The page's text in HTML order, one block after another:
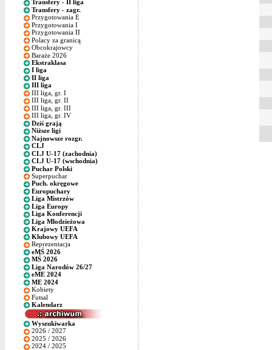
Transfery - II liga
Transfery - zagr.
Przygotowania E
Przygotowania I
Przygotowania II
Polacy za granicą
Obcokrajowcy
Baraże 2026
Ekstraklasa
I liga
II liga
III liga
III liga, gr. I
III liga, gr. II
III liga, gr. III
III liga, gr. IV
Dziś grają
Niższe ligi
Najnowsze rozgr.
CLJ
CLJ U-17 (zachodnia)
CLJ U-17 (wschodnia)
Puchar Polski
Superpuchar
Puch. okręgowe
Europuchary
Liga Mistrzów
Liga Europy
Liga Konferencji
Liga Młodzieżowa
Krajowy UEFA
Klubowy UEFA
Reprezentacja
eMŚ 2026
MŚ 2026
Liga Narodów 26/27
eME 2024
ME 2024
Kobiety
Futsal
Kalendarz
Wyszukiwarka
2026 / 2027
2025 / 2026
2024 / 2025